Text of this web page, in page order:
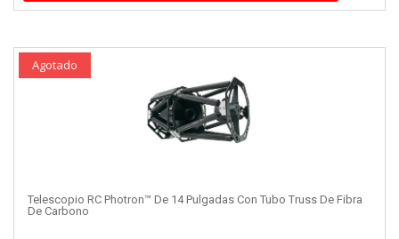
Agotado
Telescopio RC Photron™ De 14 Pulgadas Con Tubo Truss De Fibra
De Carbono